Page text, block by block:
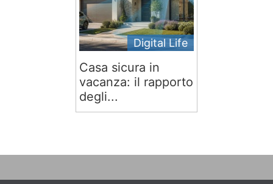
Digital Life
Casa sicura in
vacanza: il rapporto
degli...